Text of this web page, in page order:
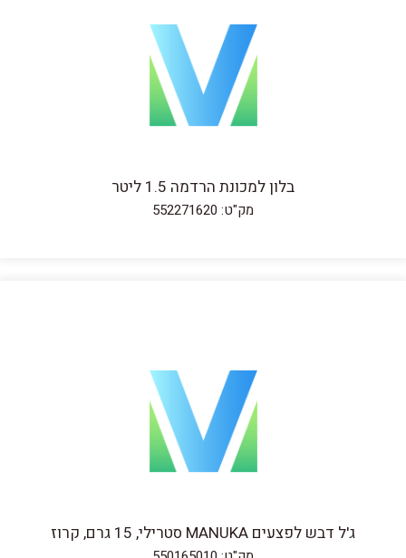
בלון למכונת הרדמה 1.5 ליטר
מק"ט: 552271620
ג'ל דבש לפצעים MANUKA סטרילי, 15 גרם, קרוז